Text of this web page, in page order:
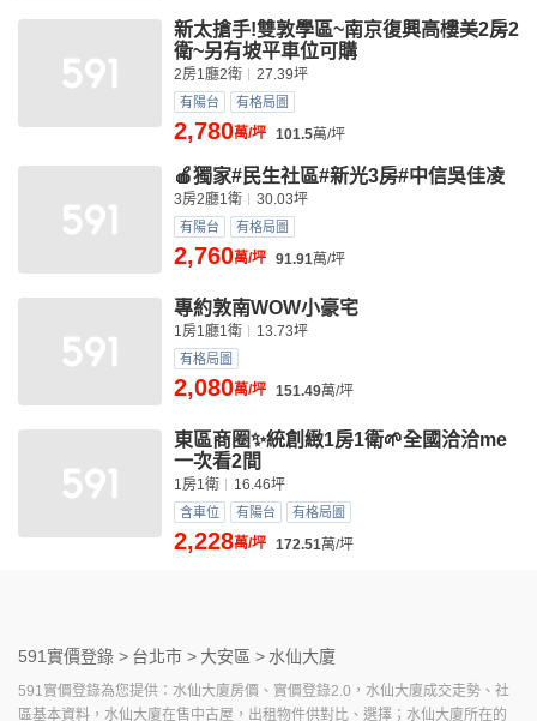
新太搶手!雙敦學區~南京復興高樓美2房2
衛~另有坡平車位可購
2房1廳2衛 27.39坪
有陽台 有格局圖
2,780萬/坪 101.5萬/坪
🍎獨家#民生社區#新光3房#中信吳佳凌
3房2廳1衛 30.03坪
有陽台 有格局圖
2,760萬/坪 91.91萬/坪
專約敦南WOW小豪宅
1房1廳1衛 13.73坪
有格局圖
2,080萬/坪 151.49萬/坪
東區商圈✨統創緻1房1衛🌱全國洽洽me
一次看2間
1房1衛 16.46坪
含車位 有陽台 有格局圖
2,228萬/坪 172.51萬/坪
591實價登錄 > 台北市 > 大安區 > 水仙大廈
591實價登錄為您提供：水仙大廈房價、實價登錄2.0，水仙大廈成交走勢、社
區基本資料，水仙大廈在售中古屋，出租物件供對比、選擇；水仙大廈所在的